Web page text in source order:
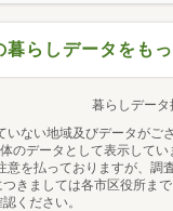
暮らしデータをも
暮らしデータ
いない地域及びデータがご
のデータとして表示してい
意を払っておりますが、調
きましては各市区役所ま
ください。